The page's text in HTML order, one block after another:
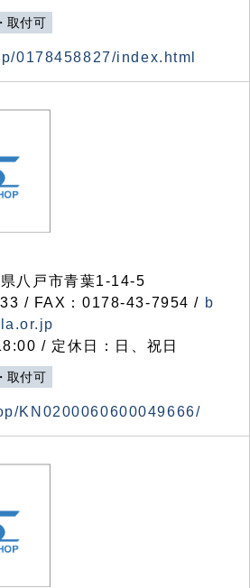
取付可
0178458827/index.html
八戸市青葉1-14-5
/ FAX：0178-43-7954 / b
/ 定休日：日、祝日
取付可
KN0200060600049666/